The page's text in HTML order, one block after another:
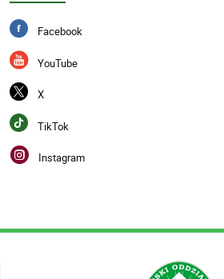
Facebook
YouTube
X
TikTok
Instagram